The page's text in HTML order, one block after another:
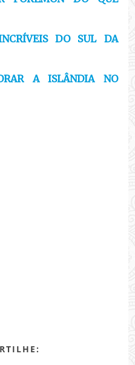
DO SUL DA
A ISLÂNDIA NO